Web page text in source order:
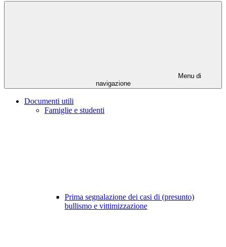
Menu di
navigazione
Documenti utili
Famiglie e studenti
Prima segnalazione dei casi di (presunto)
bullismo e vittimizzazione